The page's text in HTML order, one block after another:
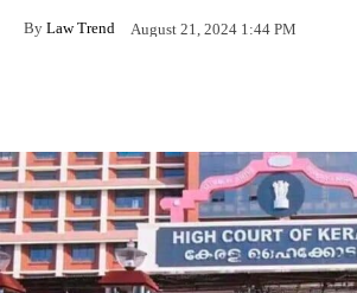
By Law Trend August 21, 2024 1:44 PM